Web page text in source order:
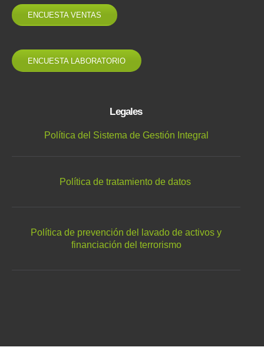
ENCUESTA VENTAS
ENCUESTA LABORATORIO
Legales
Política del Sistema de Gestión Integral
Política de tratamiento de datos
Política de prevención del lavado de activos y
financiación del terrorismo